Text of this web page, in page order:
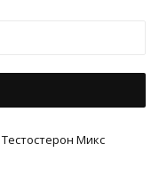
Тестостерон Микс